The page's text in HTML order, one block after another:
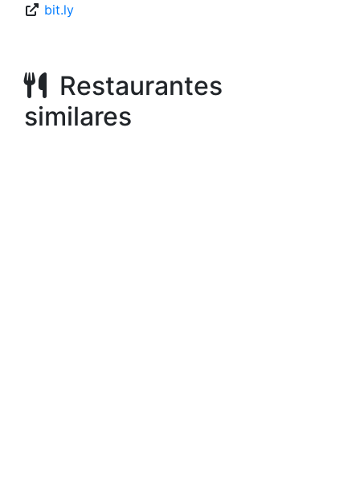
bit.ly
Restaurantes
similares